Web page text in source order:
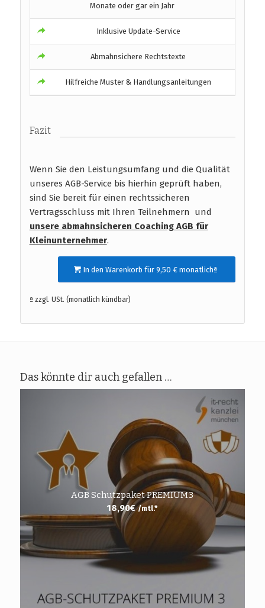
Monate oder gar ein Jahr
Inklusive Update-Service
Abmahnsichere Rechtstexte
Hilfreiche Muster & Handlungsanleitungen
Fazit
Wenn Sie den Leistungsumfang und die Qualität
unseres AGB-Service bis hierhin geprüft haben,
sind Sie bereit für einen rechtssicheren
Vertragsschluss mit Ihren Teilnehmern und
unsere abmahnsicheren Coaching AGB für
Kleinunternehmer.
In den Warenkorb für 9,50 € monatlichª
ª zzgl. USt. (monatlich kündbar)
Das könnte dir auch gefallen …
AGB Schutzpaket PREMIUM3
18,90€ /mtl.*